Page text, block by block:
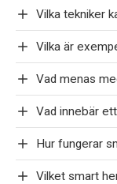
Vilka tekniker
Vilka är
Vad menas
Vad innebär
Hur fungerar
Vilket smart